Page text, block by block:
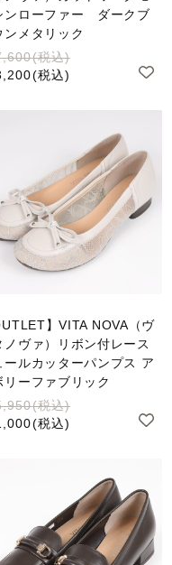
ンローファー ダークブ
ンメタリック
(税込)
(税込)
】VITA NOVA（ヴ
ノヴァ）リボン付レース
ールカッターパンプス ア
リーファブリック
(税込)
(税込)